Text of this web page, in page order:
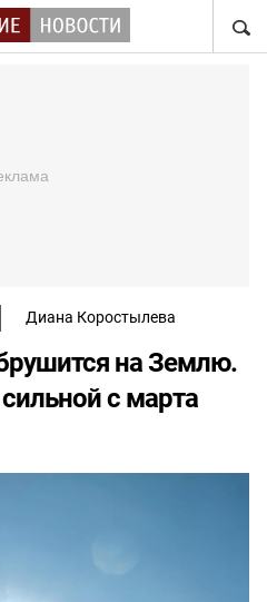
Диана Коростылева
на Землю.
с марта